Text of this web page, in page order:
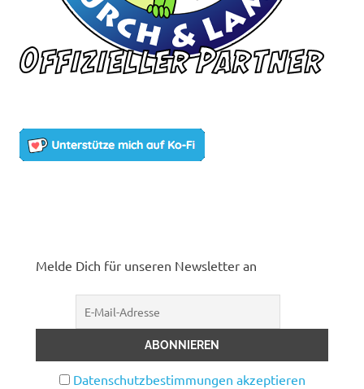
Melde Dich für unseren Newsletter an
Datenschutzbestimmungen akzeptieren